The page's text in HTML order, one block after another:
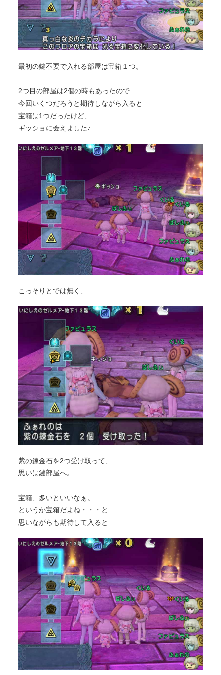
最初の鍵不要で入れる部屋は宝箱１つ。
2つ目の部屋は2個の時もあったので
今回いくつだろうと期待しながら入ると
宝箱は1つだったけど、
ギッショに会えました♪
こっそりとでは無く、
紫の錬金石を2つ受け取って、
思いは鍵部屋へ。
宝箱、多いといいなぁ。
というか宝箱だよね・・・と
思いながらも期待して入ると